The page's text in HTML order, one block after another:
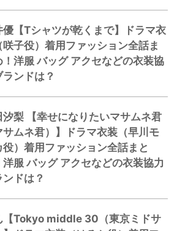
優【Tシャツが乾くまで】ドラマ衣
咲子役）着用ファッション全話ま
！洋服 バッグ アクセなどの衣装協
ランドは？
汐梨 【幸せになりたいマサムネ君
サムネ君）】ドラマ衣装（早川モ
役）着用ファッション全話まと
洋服 バッグ アクセなどの衣装協力
ンドは？
【Tokyo middle 30（東京ミドサ